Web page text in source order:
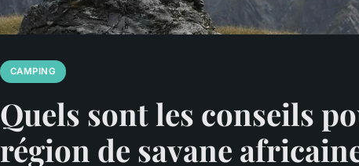
CAMPING
Quels sont les conseils
région de savane